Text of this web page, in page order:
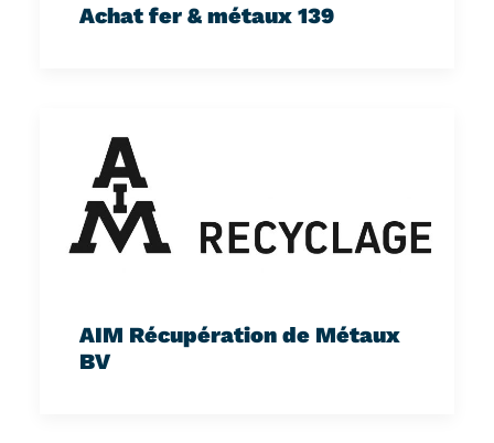
Achat fer & métaux 139
AIM Récupération de Métaux
BV